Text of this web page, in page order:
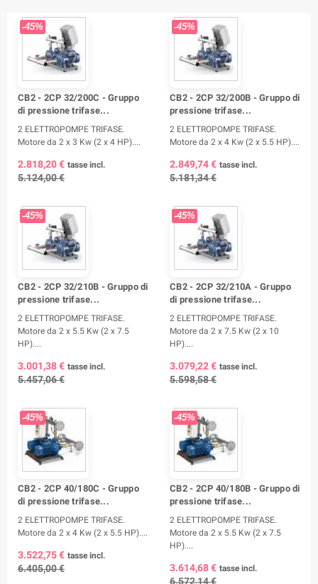
-45%
CB2 - 2CP 32/200C - Gruppo
di pressione trifase...
2 ELETTROPOMPE TRIFASE.
Motore da 2 x 3 Kw (2 x 4 HP)....
2.818,20 € tasse incl.
5.124,00 €
-45%
CB2 - 2CP 32/200B - Gruppo di
pressione trifase...
2 ELETTROPOMPE TRIFASE.
Motore da 2 x 4 Kw (2 x 5.5 HP)....
2.849,74 € tasse incl.
5.181,34 €
-45%
CB2 - 2CP 32/210B - Gruppo di
pressione trifase...
2 ELETTROPOMPE TRIFASE.
Motore da 2 x 5.5 Kw (2 x 7.5
HP)....
3.001,38 € tasse incl.
5.457,06 €
-45%
CB2 - 2CP 32/210A - Gruppo
di pressione trifase...
2 ELETTROPOMPE TRIFASE.
Motore da 2 x 7.5 Kw (2 x 10
HP)....
3.079,22 € tasse incl.
5.598,58 €
-45%
CB2 - 2CP 40/180C - Gruppo
di pressione trifase...
2 ELETTROPOMPE TRIFASE.
Motore da 2 x 4 Kw (2 x 5.5 HP)....
3.522,75 € tasse incl.
6.405,00 €
-45%
CB2 - 2CP 40/180B - Gruppo di
pressione trifase...
2 ELETTROPOMPE TRIFASE.
Motore da 2 x 5.5 Kw (2 x 7.5
HP)....
3.614,68 € tasse incl.
6.572,14 €